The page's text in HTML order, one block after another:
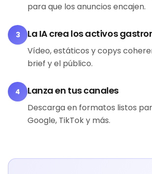
para que los anuncios encajen.
3 La IA crea los activos
Vídeo, estáticos y copys
brief y el público.
4 Lanza en tus canales
Descarga en formatos listos
Google, TikTok y más.